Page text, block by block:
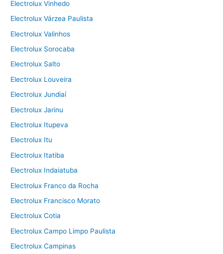
Electrolux Vinhedo
Electrolux Várzea Paulista
Electrolux Valinhos
Electrolux Sorocaba
Electrolux Salto
Electrolux Louveira
Electrolux Jundiaí
Electrolux Jarinu
Electrolux Itupeva
Electrolux Itu
Electrolux Itatiba
Electrolux Indaiatuba
Electrolux Franco da Rocha
Electrolux Francisco Morato
Electrolux Cotia
Electrolux Campo Limpo Paulista
Electrolux Campinas